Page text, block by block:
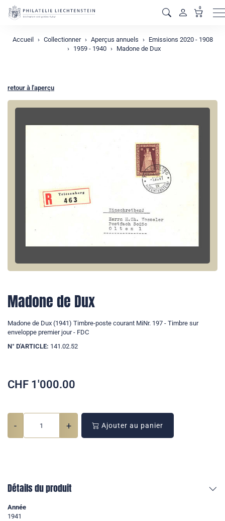
0
Accueil Collectionner Aperçus annuels
Emissions 2020 - 1908
1959 - 1940
Madone de Dux
retour à l'aperçu
Madone de Dux
Madone de Dux (1941) Timbre-poste courant MiNr. 197 - Timbre sur
enveloppe premier jour - FDC
N° D'ARTICLE: 141.02.52
CHF 1'000.00
- + Ajouter au panier
Détails du produit
Année
1941